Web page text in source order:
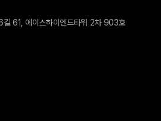
길 61, 에이스하이엔드타워 2차 903호